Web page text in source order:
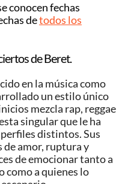
conocen fechas
detodos los
de Beret.
en la música como
un estilo único
mezcla rap, reggae
singular que le ha
distintos. Sus
de amor, ruptura y
de emocionar tanto a
como a quienes lo